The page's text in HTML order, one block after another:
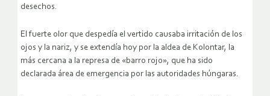
desechos.
El fuerte olor que despedía el vertido causaba irritación de los
ojos y la nariz, y se extendía hoy por la aldea de Kolontar, la
más cercana a la represa de «barro rojo», que ha sido
declarada área de emergencia por las autoridades húngaras.